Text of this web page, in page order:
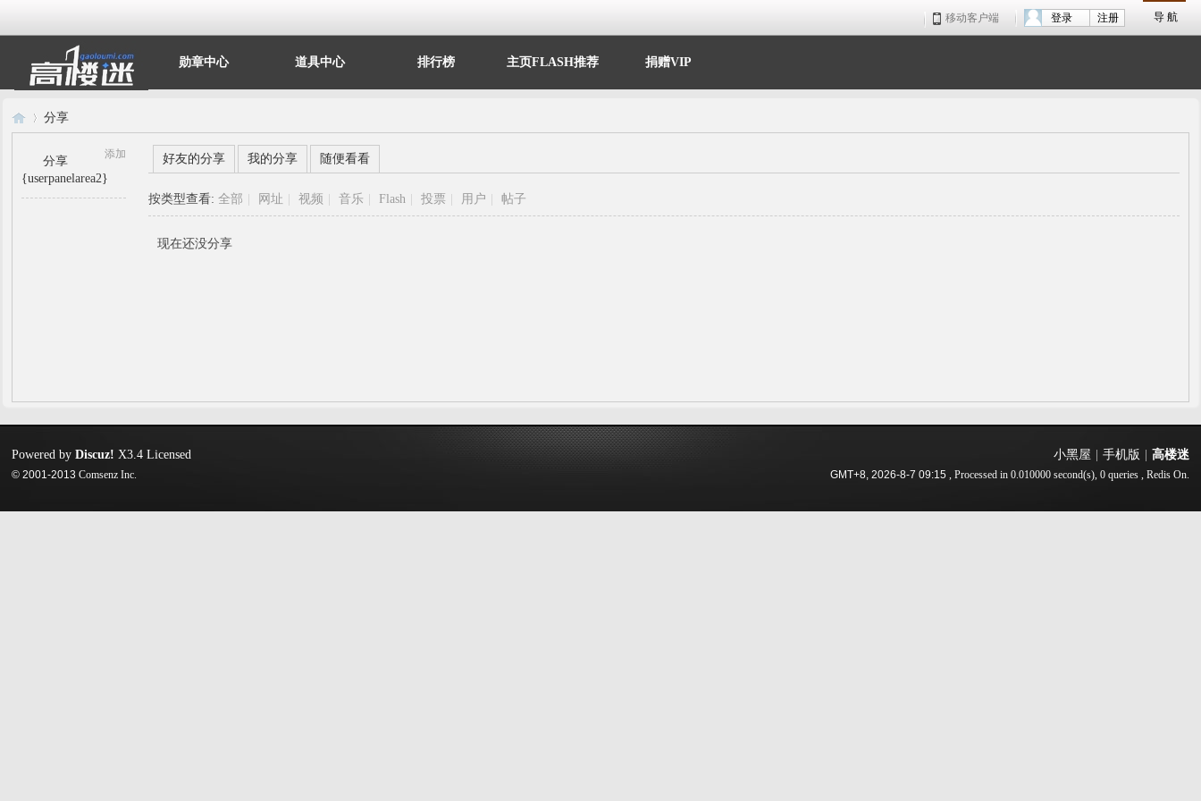
导 航
移动客户端 注册
登录
勋章中心 道具中心 排行榜 主页FLASH推荐 捐赠VIP
分享
添加
分享
{userpanelarea2}
好友的分享 我的分享 随便看看
按类型查看:全部 网址 视频 音乐 Flash 投票 用户 帖子
现在还没分享
小黑屋 手机版 高楼迷
GMT+8, 2026-8-7 09:15 , Processed in 0.010000 second(s), 0 queries , Redis On.
Powered byDiscuz! X3.4 Licensed
© 2001-2013Comsenz Inc.